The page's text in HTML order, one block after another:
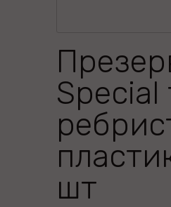
Special
шт